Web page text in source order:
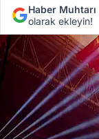
Haber Muhtarı
olarak ekleyin!